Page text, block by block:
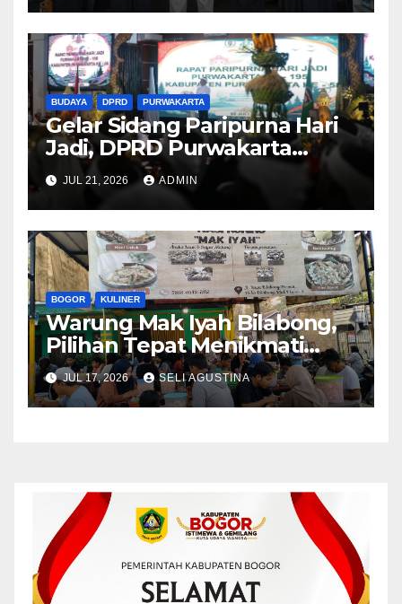
BUDAYA DPRD PURWAKARTA
Gelar Sidang Paripurna Hari
Jadi, DPRD Purwakarta
Tekankan Pentingnya
Identitas Budaya
JUL 21, 2026 ADMIN
BOGOR KULINER
Warung Mak Iyah Bilabong,
Pilihan Tepat Menikmati
Masakan Rumahan yang
Lezat dan Terjangkau
JUL 17, 2026 SELI AGUSTINA